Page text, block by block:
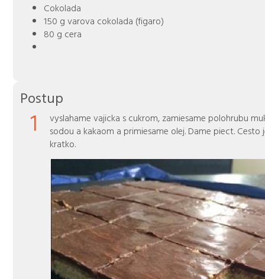
Cokolada
150 g varova cokolada (figaro)
80 g cera
Postup
1
vyslahame vajicka s cukrom, zamiesame polohrubu
sodou a kakaom a primiesame olej. Dame piect. Cesto
kratko.